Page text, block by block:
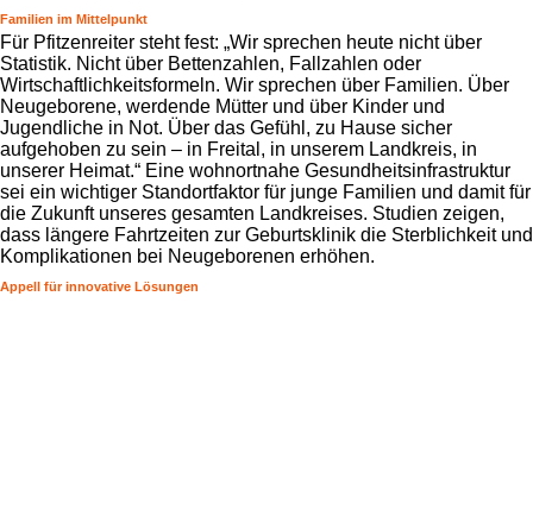
Familien im Mittelpunkt
Für Pfitzenreiter steht fest: „Wir sprechen heute nicht über
Statistik. Nicht über Bettenzahlen, Fallzahlen oder
Wirtschaftlichkeitsformeln. Wir sprechen über Familien. Über
Neugeborene, werdende Mütter und über Kinder und
Jugendliche in Not. Über das Gefühl, zu Hause sicher
aufgehoben zu sein – in Freital, in unserem Landkreis, in
unserer Heimat.“ Eine wohnortnahe Gesundheitsinfrastruktur
sei ein wichtiger Standortfaktor für junge Familien und damit für
die Zukunft unseres gesamten Landkreises. Studien zeigen,
dass längere Fahrtzeiten zur Geburtsklinik die Sterblichkeit und
Komplikationen bei Neugeborenen erhöhen.
Appell für innovative Lösungen